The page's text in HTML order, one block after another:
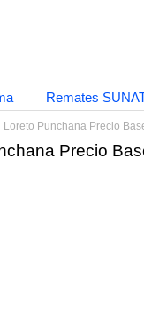
Remates
Loreto Punchana Precio
Precio